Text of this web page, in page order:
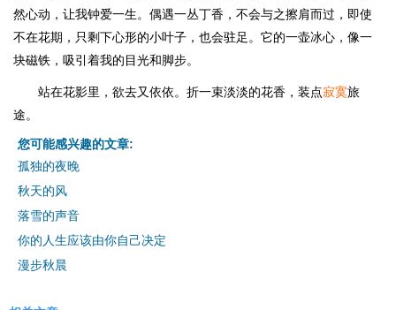
然心动，让我钟爱一生。偶遇一丛丁香，不会与之擦肩而过，即使
不在花期，只剩下心形的小叶子，也会驻足。它的一壶冰心，像一
块磁铁，吸引着我的目光和脚步。
站在花影里，欲去又依依。折一束淡淡的花香，装点寂寞旅
途。
您可能感兴趣的文章:
孤独的夜晚
秋天的风
落雪的声音
你的人生应该由你自己决定
漫步秋晨